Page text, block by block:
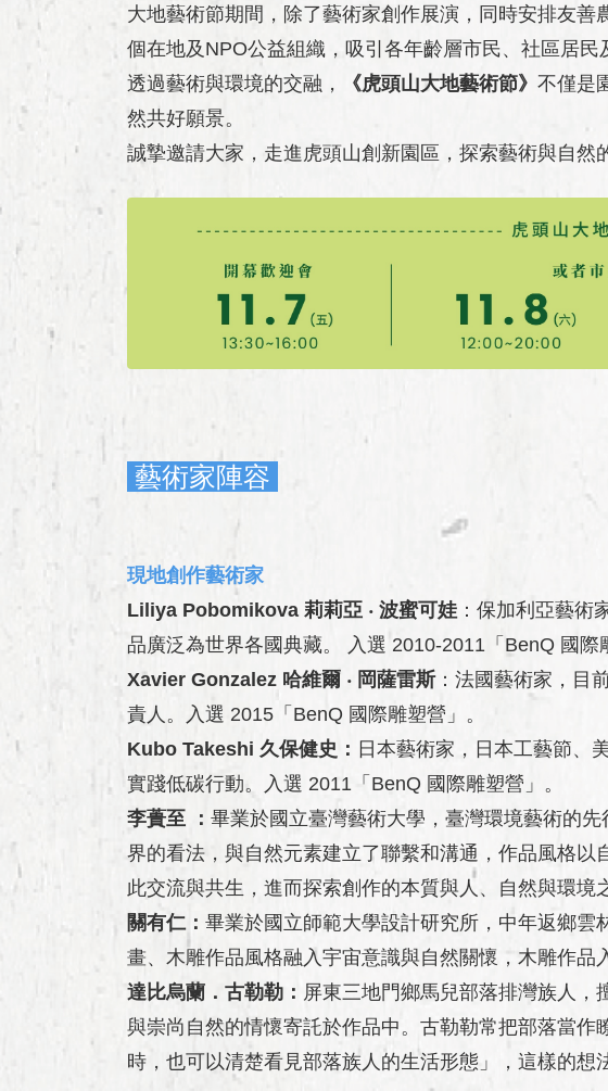
大地藝術節期間，除了藝術家創作展演，同時安排友
個在地及NPO公益組織，吸引各年齡層市民、社區居
透過藝術與環境的交融，
《虎頭山大地藝術節》 不僅是
然共好願景。
誠摯邀請大家，走進虎頭山創新園區，探索藝術與自然
藝術家陣容
現地創作藝術家
Liliya Pobomikova 莉莉亞 ‧ 波蜜可娃 ：保加利亞藝術
品廣泛為世界各國典藏。 入選 2010-2011「BenQ 國際
Xavier Gonzalez 哈維爾 ‧ 岡薩雷斯：法國藝術家，目
責人。入選 2015「BenQ 國際雕塑營」。
Kubo Takeshi 久保健史： 日本藝術家，日本工藝節、
實踐低碳行動。入選 2011「BenQ 國際雕塑營」。
李蕢至 ： 畢業於國立臺灣藝術大學，臺灣環境藝術的
界的看法，與自然元素建立了聯繫和溝通，作品風格
此交流與共生，進而探索創作的本質與人、自然與環境
關有仁： 畢業於國立師範大學設計研究所，中年返鄉
畫、木雕作品風格融入宇宙意識與自然關懷，木雕作品
達比烏蘭．古勒勒： 屏東三地門鄉馬兒部落排灣族人
與崇尚自然的情懷寄託於作品中。古勒勒常把部落當
時，也可以清楚看見部落族人的生活形態」，這樣的想